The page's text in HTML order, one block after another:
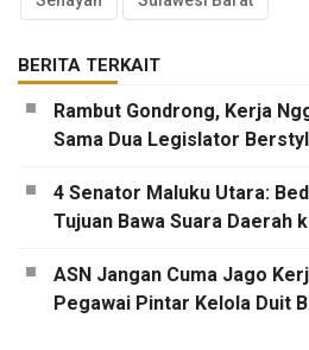
BERITA TERKAIT
Rambut Gondrong, Kerja
Sama Dua Legislator
4 Senator Maluku Utara:
Tujuan Bawa Suara Daerah
ASN Jangan Cuma Jago
Pegawai Pintar Kelola Duit